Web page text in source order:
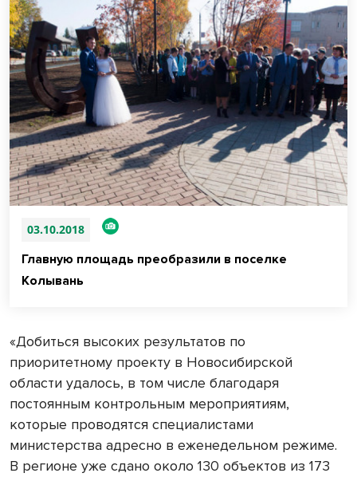
03.10.2018
Главную площадь преобразили в поселке
Колывань
«Добиться высоких результатов по
приоритетному проекту в Новосибирской
области удалось, в том числе благодаря
постоянным контрольным мероприятиям,
которые проводятся специалистами
министерства адресно в еженедельном режиме.
В регионе уже сдано около 130 объектов из 173